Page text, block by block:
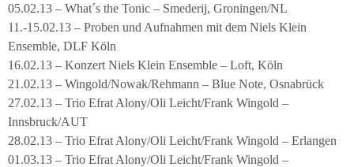
05.02.13 – What´s the Tonic – Smederij, Groningen/NL
11.-15.02.13 – Proben und Aufnahmen mit dem Niels Klein
Ensemble, DLF Köln
16.02.13 – Konzert Niels Klein Ensemble – Loft, Köln
21.02.13 – Wingold/Nowak/Rehmann – Blue Note, Osnabrück
27.02.13 – Trio Efrat Alony/Oli Leicht/Frank Wingold –
Innsbruck/AUT
28.02.13 – Trio Efrat Alony/Oli Leicht/Frank Wingold – Erlangen
01.03.13 – Trio Efrat Alony/Oli Leicht/Frank Wingold –